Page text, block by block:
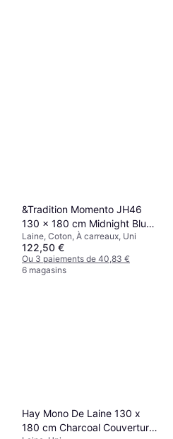
&Tradition Momento JH46
130 x 180 cm Midnight Blue
Couverture Multicolore, Bleu
(180.1x130cm)
Laine, Coton, À carreaux, Uni
122,50 €
Ou 3 paiements de 40,83 €
6 magasins
Hay Mono De Laine 130 x
180 cm Charcoal Couverture